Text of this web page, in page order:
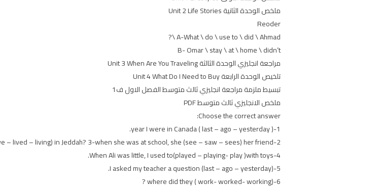
ملخص الوحدة الثانية Unit 2 Life Stories
Reoder
A-What \ do \ use to \ did \ Ahmad \?
B- Omar \ stay \ at \ home \ didn’t
مراجعة انجليزي الوحدة الثالثة Unit 3 When Are You Traveling
تلخيص الوحدة الرابعة Unit 4 What Do I Need to Buy
تبسيط ملزمة مراجعة انجليزي ثالث متوسط الفصل الاول ف1
ملخص الانجليزي ثالث متوسط PDF
Choose the correct answer:
1-( last – ago – yesterday ) year I were in Canada.
2-Did you (live – lived – living) in Jeddah? 3-when she was at school, she (see – saw – sees) her friend.
4-When Ali was little, I used to(played – playing- play )with toys.
5-I asked my teacher a question (last – ago – yesterday).
6-where did they ( work- worked- working) ?